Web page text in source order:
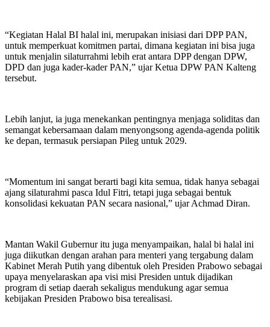
“Kegiatan Halal BI halal ini, merupakan inisiasi dari DPP PAN,
untuk memperkuat komitmen partai, dimana kegiatan ini bisa juga
untuk menjalin silaturrahmi lebih erat antara DPP dengan DPW,
DPD dan juga kader-kader PAN,” ujar Ketua DPW PAN Kalteng
tersebut.
Lebih lanjut, ia juga menekankan pentingnya menjaga soliditas dan
semangat kebersamaan dalam menyongsong agenda-agenda politik
ke depan, termasuk persiapan Pileg untuk 2029.
“Momentum ini sangat berarti bagi kita semua, tidak hanya sebagai
ajang silaturahmi pasca Idul Fitri, tetapi juga sebagai bentuk
konsolidasi kekuatan PAN secara nasional,” ujar Achmad Diran.
Mantan Wakil Gubernur itu juga menyampaikan, halal bi halal ini
juga diikutkan dengan arahan para menteri yang tergabung dalam
Kabinet Merah Putih yang dibentuk oleh Presiden Prabowo sebagai
upaya menyelaraskan apa visi misi Presiden untuk dijadikan
program di setiap daerah sekaligus mendukung agar semua
kebijakan Presiden Prabowo bisa terealisasi.